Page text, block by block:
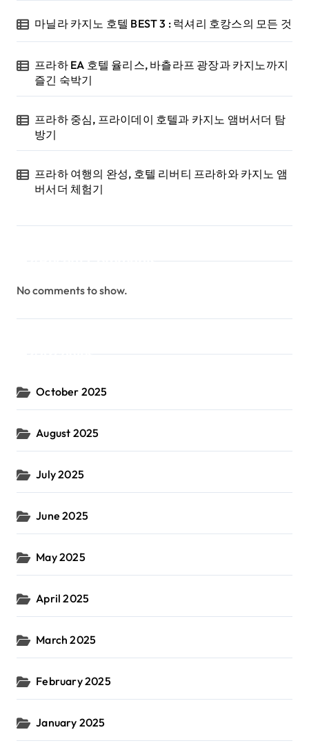
마닐라 카지노 호텔 BEST 3 : 럭셔리 호캉스의 모든 것
프라하 EA 호텔 율리스, 바츨라프 광장과 카지노까지
즐긴 숙박기
프라하 중심, 프라이데이 호텔과 카지노 앰버서더 탐
방기
프라하 여행의 완성, 호텔 리버티 프라하와 카지노 앰
버서더 체험기
No comments to show.
October 2025
August 2025
July 2025
June 2025
May 2025
April 2025
March 2025
February 2025
January 2025